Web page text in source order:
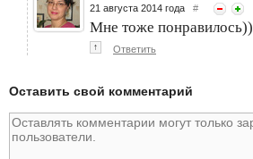
21 августа 2014 года #
Мне тоже понравилось))
↑ Ответить
Оставить свой комментарий